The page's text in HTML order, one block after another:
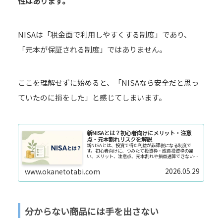
NISAは「税金面で利用しやすくする制度」であり、
「元本が保証される制度」ではありません。
ここを理解せずに始めると、「NISAなら安全だと思っ
ていたのに損をした」と感じてしまいます。
新NISAとは？初心者向けにメリット・注意
点・元本割れリスクを解説
新NISAとは、投資で得た利益が非課税になる制度で
す。初心者向けに、つみたて投資枠・成長投資枠の違
い、メリット、注意点、元本割れや損益通算できないリ
www.okanetotabi.com 2026.05.29
分からない商品には手を出さない